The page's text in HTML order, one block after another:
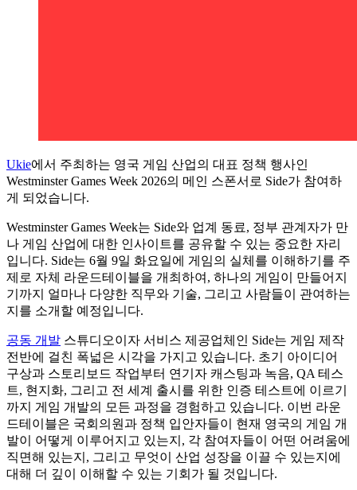
Ukie에서 주최하는 영국 게임 산업의 대표 정책 행사인
Westminster Games Week 2026의 메인 스폰서로 Side가 참여하
게 되었습니다.
Westminster Games Week는 Side와 업계 동료, 정부 관계자가 만
나 게임 산업에 대한 인사이트를 공유할 수 있는 중요한 자리
입니다. Side는 6월 9일 화요일에 게임의 실체를 이해하기를 주
제로 자체 라운드테이블을 개최하여, 하나의 게임이 만들어지
기까지 얼마나 다양한 직무와 기술, 그리고 사람들이 관여하는
지를 소개할 예정입니다.
공동 개발 스튜디오이자 서비스 제공업체인 Side는 게임 제작
전반에 걸친 폭넓은 시각을 가지고 있습니다. 초기 아이디어
구상과 스토리보드 작업부터 연기자 캐스팅과 녹음, QA 테스
트, 현지화, 그리고 전 세계 출시를 위한 인증 테스트에 이르기
까지 게임 개발의 모든 과정을 경험하고 있습니다. 이번 라운
드테이블은 국회의원과 정책 입안자들이 현재 영국의 게임 개
발이 어떻게 이루어지고 있는지, 각 참여자들이 어떤 어려움에
직면해 있는지, 그리고 무엇이 산업 성장을 이끌 수 있는지에
대해 더 깊이 이해할 수 있는 기회가 될 것입니다.